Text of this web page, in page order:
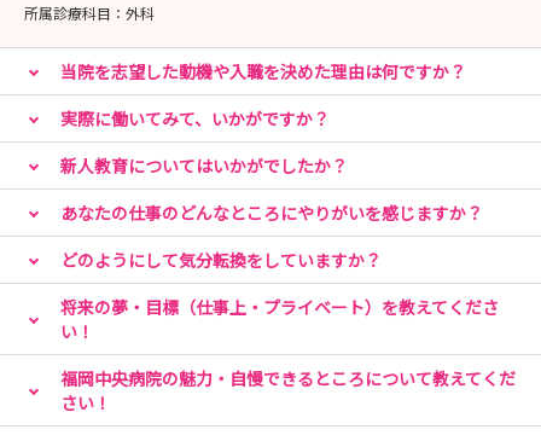
所属診療科目： 外科
当院を志望した動機や入職を決めた理由は何ですか？
実際に働いてみて、いかがですか？
新人教育についてはいかがでしたか？
あなたの仕事のどんなところにやりがいを感じますか？
どのようにして気分転換をしていますか？
将来の夢・目標（仕事上・プライベート）を教えてくださ
い！
福岡中央病院の魅力・自慢できるところについて教えてくだ
さい！